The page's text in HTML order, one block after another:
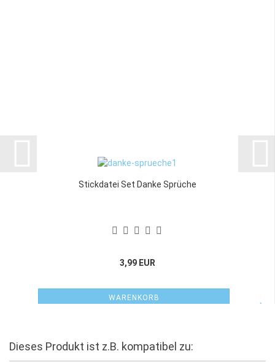
Stickdatei Set Danke Sprüche
3,99 EUR
WARENKORB
Dieses Produkt ist z.B. kompatibel zu: